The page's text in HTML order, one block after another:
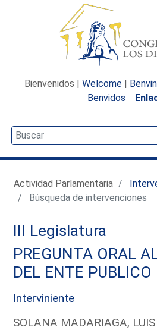
Bienvenidos | Welcome |
Benvidos
Actividad Parlamentaria
Búsqueda de intervenciones
III Legislatura
PREGUNTA ORAL
DEL ENTE PUBLICO
Interviniente
SOLANA MADARIAGA, LUIS